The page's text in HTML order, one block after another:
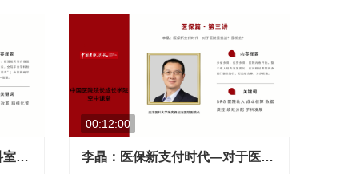
施辉：实行双培养机制，给科室布置命题作文
00:12:00
李晶：医保新支付时代—对于医院是挑战？是机会？